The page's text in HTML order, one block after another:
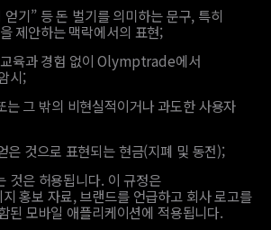
기” 등 돈 벌기를 의미하는 문구, 특히
제안하는 맥락에서의 표현;
육과 경험 없이 Olymptrade에서
시;
그 밖의 비현실적이거나 과도한 사용자
것으로 표현되는 현금(지폐 및 동전);
것은 허용됩니다. 이 규정은
홍보 자료, 브랜드를 언급하고 회사 로고를
된 모바일 애플리케이션에 적용됩니다.